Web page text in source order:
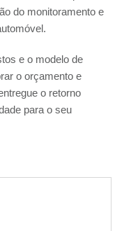
do monitoramento e
e o modelo de
o orçamento e
o retorno
para o seu